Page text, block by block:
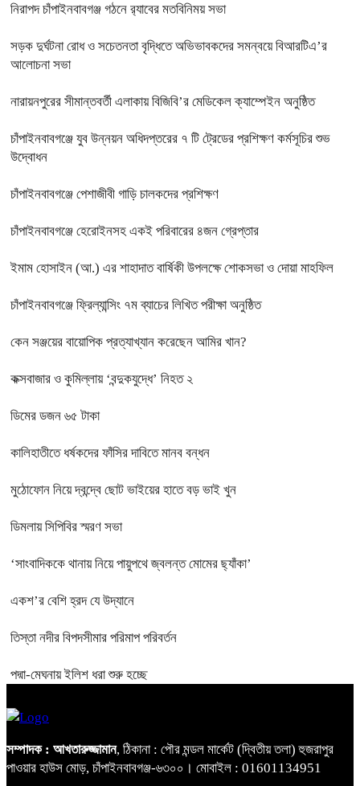
নিরাপদ চাঁপাইনবাবগঞ্জ গঠনে র‍্যাবের মতবিনিময় সভা
সড়ক দুর্ঘটনা রোধ ও সচেতনতা বৃদ্ধিতে অভিভাবকদের সমন্বয়ে বিআরটিএ’র
আলোচনা সভা
নারায়নপুরের সীমান্তবর্তী এলাকায় বিজিবি’র মেডিকেল ক্যাম্পেইন অনুষ্ঠিত
চাঁপাইনবাবগঞ্জে‌ যুব উন্নয়ন অধিদপ্তরের ৭ টি ট্রেডের প্রশিক্ষণ কর্মসূচির শুভ
উদ্বোধন
চাঁপাইনবাবগঞ্জে পেশাজীবী গাড়ি চালকদের প্রশিক্ষণ
চাঁপাইনবাবগঞ্জে হেরোইনসহ একই পরিবারের ৪জন গ্রেপ্তার
ইমাম হোসাইন (আ.) এর শাহাদাত বার্ষিকী উপলক্ষে শোকসভা ও দোয়া মাহফিল
চাঁপাইনবাবগঞ্জে ফ্রিল্যান্সিং ৭ম ব্যাচের লিখিত পরীক্ষা অনুষ্ঠিত
কেন সঞ্জয়ের বায়োপিক প্রত্যাখ্যান করেছেন আমির খান?
কক্সবাজার ও কুমিল্লায় ‘বন্দুকযুদ্ধে’ নিহত ২
ডিমের ডজন ৬৫ টাকা
কালিহাতীতে ধর্ষকদের ফাঁসির দাবিতে মানব বন্ধন
মুঠোফোন নিয়ে দ্বন্দ্বে ছোট ভাইয়ের হাতে বড় ভাই খুন
ডিমলায় সিপিবির স্মরণ সভা
‘সাংবাদিককে থানায় নিয়ে পায়ুপথে জ্বলন্ত মোমের ছ্যাঁকা’
একশ’র বেশি হ্রদ যে উদ্যানে
তিস্তা নদীর বিপদসীমার পরিমাপ পরিবর্তন
পদ্মা-মেঘনায় ইলিশ ধরা শুরু হচ্ছে
সম্পাদক : আখতারুজ্জামান, ঠিকানা : পৌর মন্ডল মার্কেট (দ্বিতীয় তলা) হুজরাপুর
পাওয়ার হাউস মোড়, চাঁপাইনবাবগঞ্জ-৬৩০০। মোবাইল : 01601134951